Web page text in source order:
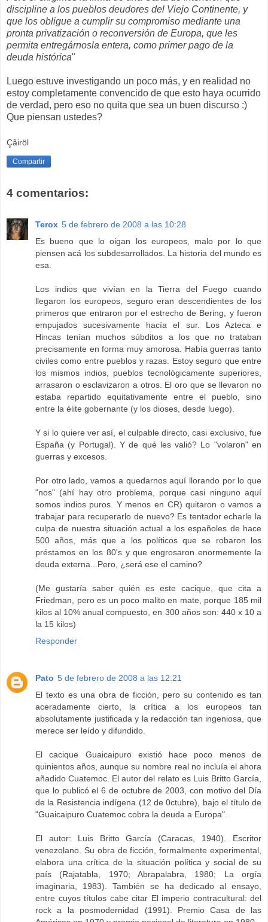
discipline a los pueblos deudores del Viejo Continente, y
que los obligue a cumplir su compromiso mediante una
pronta privatización o reconversión de Europa, que les
permita entregárnosla entera, como primer pago de la
deuda histórica"
Luego estuve investigando un poco más, y en realidad no
estoy completamente convencido de que esto haya ocurrido
de verdad, pero eso no quita que sea un buen discurso :)
Que piensan ustedes?
Çâiröl
Compartir
4 comentarios:
Terox 5 de febrero de 2008 a las 10:28
Es bueno que lo oigan los europeos, malo por lo que
piensen acá los subdesarrollados. La historia del mundo es
esa.
Los indios que vivían en la Tierra del Fuego cuando
llegaron los europeos, seguro eran descendientes de los
primeros que entraron por el estrecho de Bering, y fueron
empujados sucesivamente hacía el sur. Los Azteca e
Hincas tenían muchos súbditos a los que no trataban
precisamente en forma muy amorosa. Había guerras tanto
civiles como entre pueblos y razas. Estoy seguro que entre
los mismos indios, pueblos tecnológicamente superiores,
arrasaron o esclavizaron a otros. El oro que se llevaron no
estaba repartido equitativamente entre el pueblo, sino
entre la élite gobernante (y los dioses, desde luego).
Y si lo quiere ver así, el culpable directo, casi exclusivo, fue
España (y Portugal). Y de qué les valió? Lo "volaron" en
guerras y excesos.
Por otro lado, vamos a quedarnos aquí llorando por lo que
"nos" (ahí hay otro problema, porque casi ninguno aquí
somos indios puros. Y menos en CR) quitaron o vamos a
trabajar para recuperarlo de nuevo? Es tentador echarle la
culpa de nuestra situación actual a los españoles de hace
500 años, más que a los políticos que se robaron los
préstamos en los 80's y que engrosaron enormemente la
deuda externa...Pero, ¿será ese el camino?
(Me gustaría saber quién es este cacique, que cita a
Friedman, pero es un poco malito en mate, porque 185 mil
kilos al 10% anual compuesto, en 300 años son: 440 x 10 a
la 15 kilos)
Responder
Pato 5 de febrero de 2008 a las 12:21
El texto es una obra de ficción, pero su contenido es tan
aceradamente cierto, la crítica a los europeos tan
absolutamente justificada y la redacción tan ingeniosa, que
merece ser leído y difundido.
El cacique Guaicaipuro existió hace poco menos de
quinientos años, aunque su nombre real no incluía el ahora
añadido Cuatemoc. El autor del relato es Luis Britto García,
que lo publicó el 6 de octubre de 2003, con motivo del Día
de la Resistencia indígena (12 de 0ctubre), bajo el título de
"Guaicaipuro Cuatemoc cobra la deuda a Europa".
El autor: Luis Britto García (Caracas, 1940). Escritor
venezolano. Su obra de ficción, formalmente experimental,
elabora una crítica de la situación política y social de su
país (Rajatabla, 1970; Abrapalabra, 1980; La orgía
imaginaria, 1983). También se ha dedicado al ensayo,
entre cuyos títulos cabe citar El imperio contracultural: del
rock a la posmodernidad (1991). Premio Casa de las